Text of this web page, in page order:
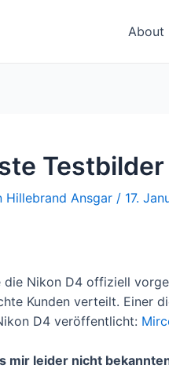
About
Testbilder
Hillebrand Ansgar / 17.
Nikon D4 offiziell
Kunden verteilt. Einer
D4 veröffentlicht:
mir leider nicht